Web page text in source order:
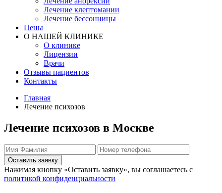
Лечение клептомании
Лечение бессонницы
Цены
О НАШЕЙ КЛИНИКЕ
О клинике
Лицензии
Врачи
Отзывы пациентов
Контакты
Главная
Лечение психозов
Лечение психозов в Москве
Оставить заявку
Нажимая кнопку «Оставить заявку», вы соглашаетесь с
политикой конфиденциальности